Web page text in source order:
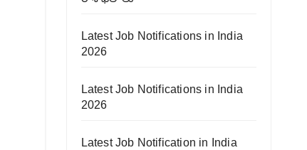
Latest Job Notifications in India
2026
Latest Job Notifications in India
2026
Latest Job Notification in India